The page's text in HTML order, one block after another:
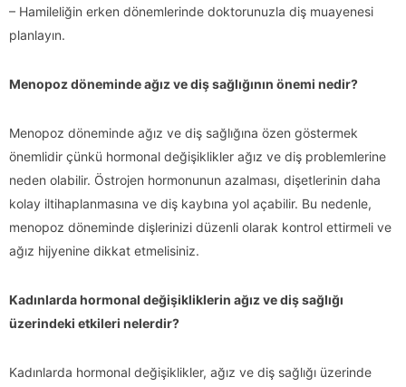
– Hamileliğin erken dönemlerinde doktorunuzla diş muayenesi
planlayın.
Menopoz döneminde ağız ve diş sağlığının önemi nedir?
Menopoz döneminde ağız ve diş sağlığına özen göstermek
önemlidir çünkü hormonal değişiklikler ağız ve diş problemlerine
neden olabilir. Östrojen hormonunun azalması, dişetlerinin daha
kolay iltihaplanmasına ve diş kaybına yol açabilir. Bu nedenle,
menopoz döneminde dişlerinizi düzenli olarak kontrol ettirmeli ve
ağız hijyenine dikkat etmelisiniz.
Kadınlarda hormonal değişikliklerin ağız ve diş sağlığı
üzerindeki etkileri nelerdir?
Kadınlarda hormonal değişiklikler, ağız ve diş sağlığı üzerinde